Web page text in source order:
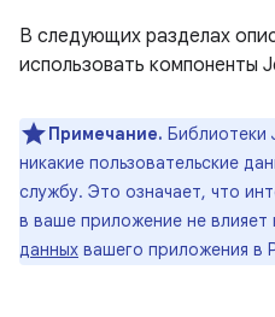
В следующих разделах
использовать компоненты
Примечание. Библиотеки
никакие пользовательские
службу. Это означает, что
в ваше приложение не влияет
данных вашего приложения в